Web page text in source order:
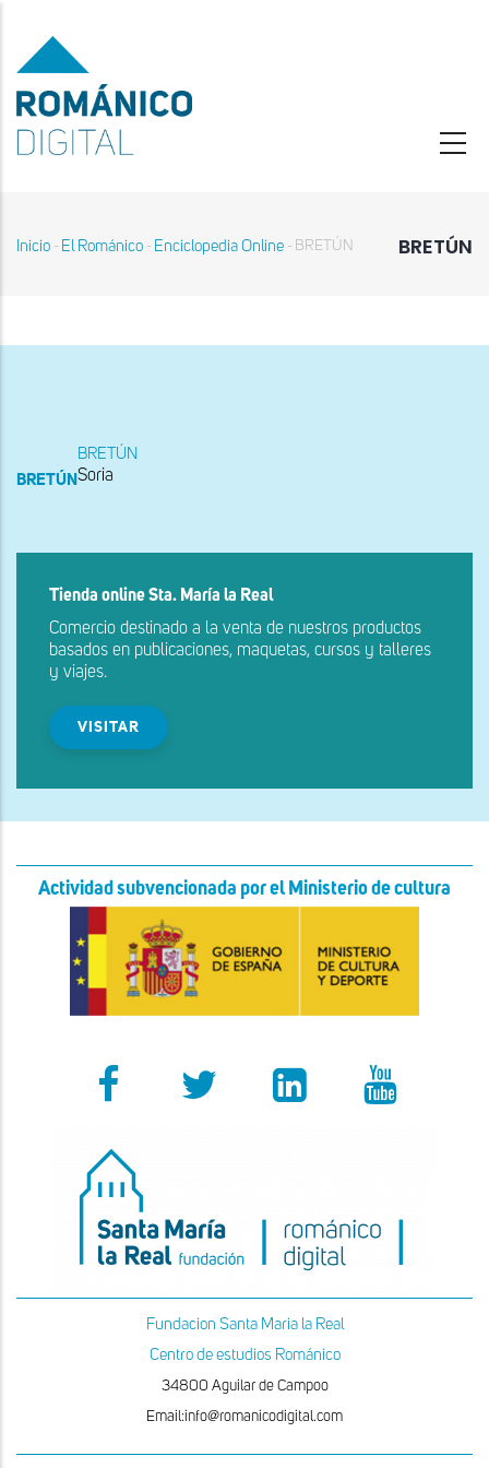
contenido
principal
BRETÚN
navegación
Inicio - El Románico - Enciclopedia Online - BRETÚN
BRETÚN
BRETÚN
Soria
Tienda online Sta. María la Real
Comercio destinado a la venta de nuestros productos
basados en publicaciones, maquetas, cursos y talleres
y viajes.
VISITAR
Actividad subvencionada por el Ministerio de cultura
Fundacion Santa Maria la Real
Centro de estudios Románico
34800 Aguilar de Campoo
Email:info@romanicodigital.com